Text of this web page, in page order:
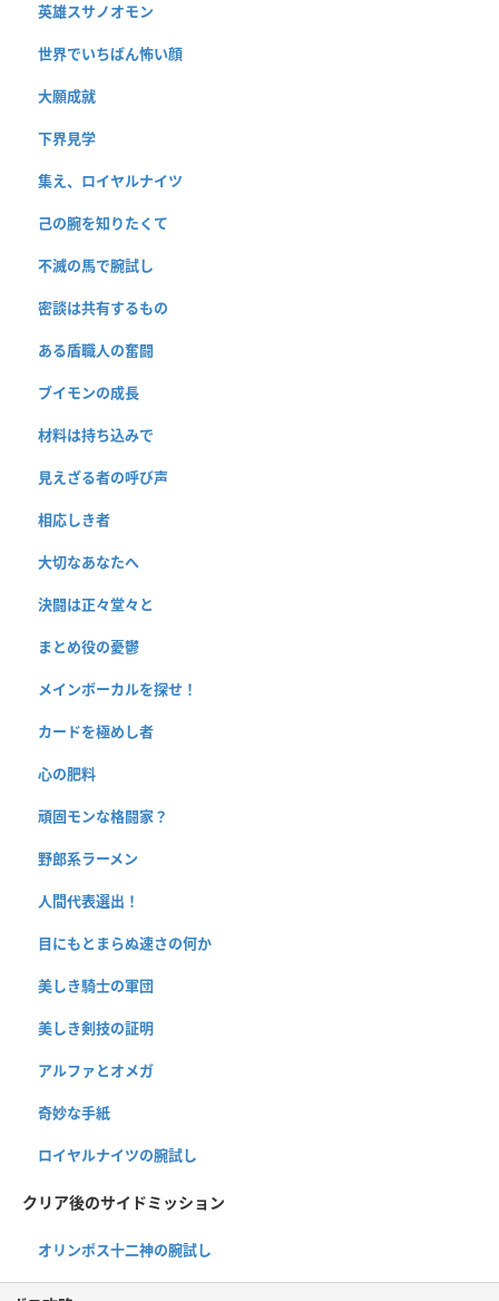
英雄スサノオモン
世界でいちばん怖い顔
大願成就
下界見学
集え、ロイヤルナイツ
己の腕を知りたくて
不滅の馬で腕試し
密談は共有するもの
ある盾職人の奮闘
ブイモンの成長
材料は持ち込みで
見えざる者の呼び声
相応しき者
大切なあなたへ
決闘は正々堂々と
まとめ役の憂鬱
メインボーカルを探せ！
カードを極めし者
心の肥料
頑固モンな格闘家？
野郎系ラーメン
人間代表選出！
目にもとまらぬ速さの何か
美しき騎士の軍団
美しき剣技の証明
アルファとオメガ
奇妙な手紙
ロイヤルナイツの腕試し
クリア後のサイドミッション
オリンポス十二神の腕試し